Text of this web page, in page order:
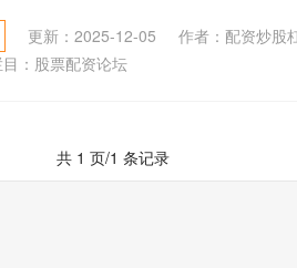
更新：2025-12-05
作者：配资炒股
： 股票配资论坛
共 1 页/1 条记录